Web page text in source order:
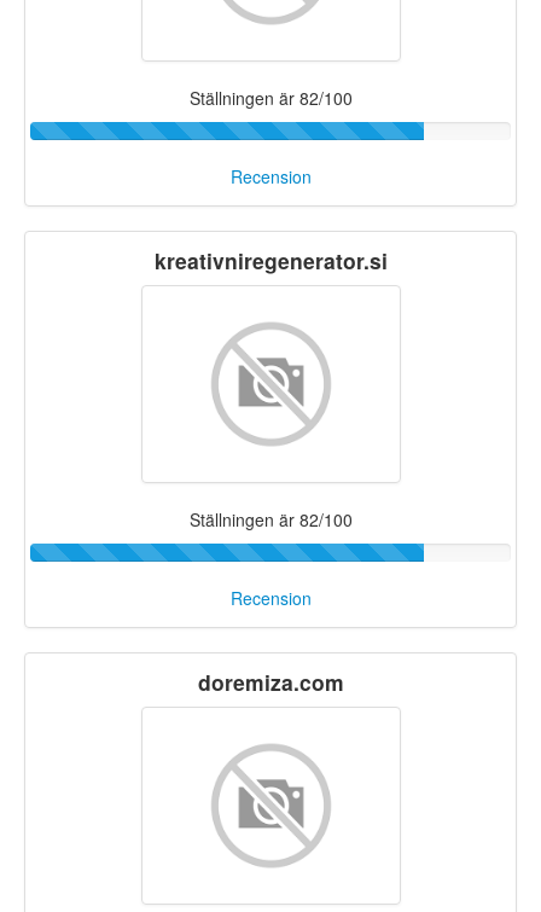
Ställningen är 82/100
Recension
kreativniregenerator.si
Ställningen är 82/100
Recension
doremiza.com